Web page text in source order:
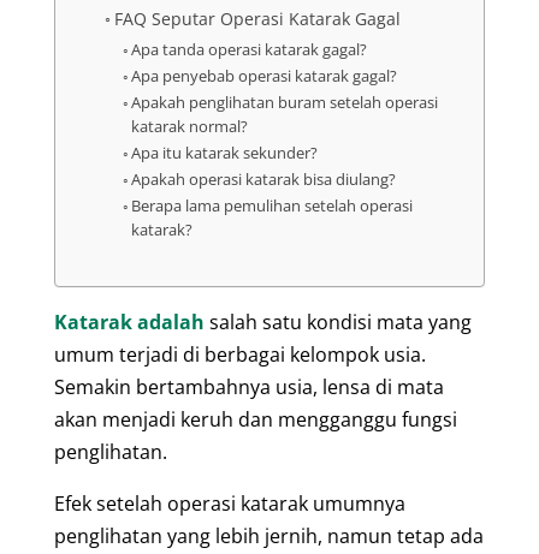
FAQ Seputar Operasi Katarak Gagal
Apa tanda operasi katarak gagal?
Apa penyebab operasi katarak gagal?
Apakah penglihatan buram setelah operasi
katarak normal?
Apa itu katarak sekunder?
Apakah operasi katarak bisa diulang?
Berapa lama pemulihan setelah operasi
katarak?
Katarak adalah salah satu kondisi mata yang
umum terjadi di berbagai kelompok usia.
Semakin bertambahnya usia, lensa di mata
akan menjadi keruh dan mengganggu fungsi
penglihatan.
Efek setelah operasi katarak umumnya
penglihatan yang lebih jernih, namun tetap ada